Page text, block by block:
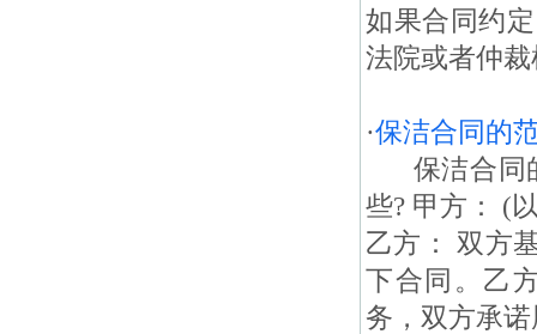
如果合同约
法院或者仲
·保洁合同的
保洁合同
些? 甲方： (
乙方： 双方
下合同。乙
务，双方承